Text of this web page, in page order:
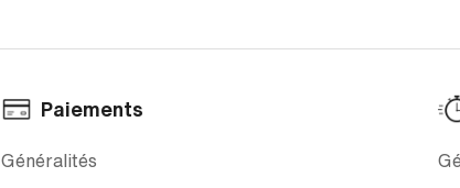
Généralités
Paiements